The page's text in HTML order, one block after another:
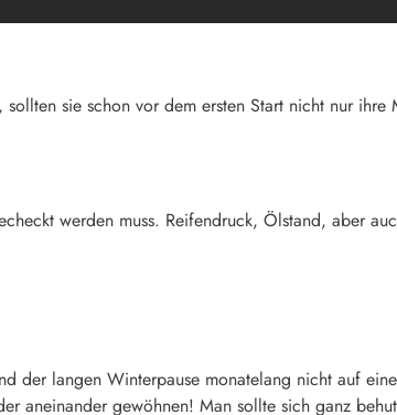
sie schon vor dem ersten Start nicht nur ihre
werden muss. Reifendruck, Ölstand, aber
der langen Winterpause monatelang nicht auf
aneinander gewöhnen! Man sollte sich ganz